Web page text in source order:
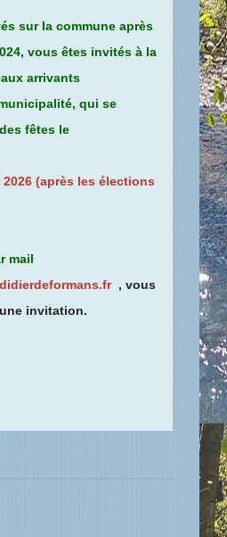
sur la commune après
vous êtes invités à la
arrivants
qui se
fêtes le
(après les élections
mail
, vous
invitation.